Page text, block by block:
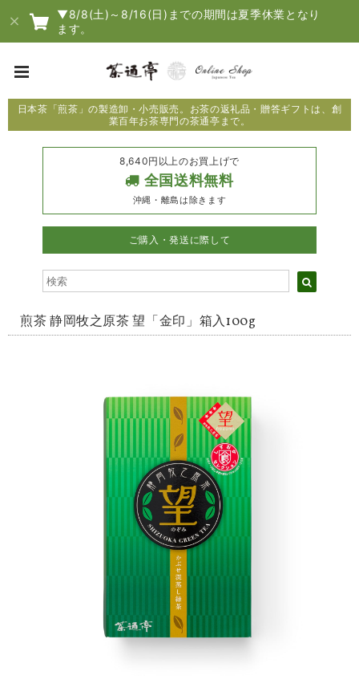
▼8/8(土)～8/16(日)までの期間は夏季休業となり
ます。
日本茶「煎茶」の製造卸・小売販売。お茶の返礼品・贈答ギフトは、創
業百年お茶専門の茶通亭まで。
8,640円以上のお買上げで
全国送料無料
沖縄・離島は除きます
ご購入・発送に際して
煎茶 静岡牧之原茶 望「金印」箱入100g